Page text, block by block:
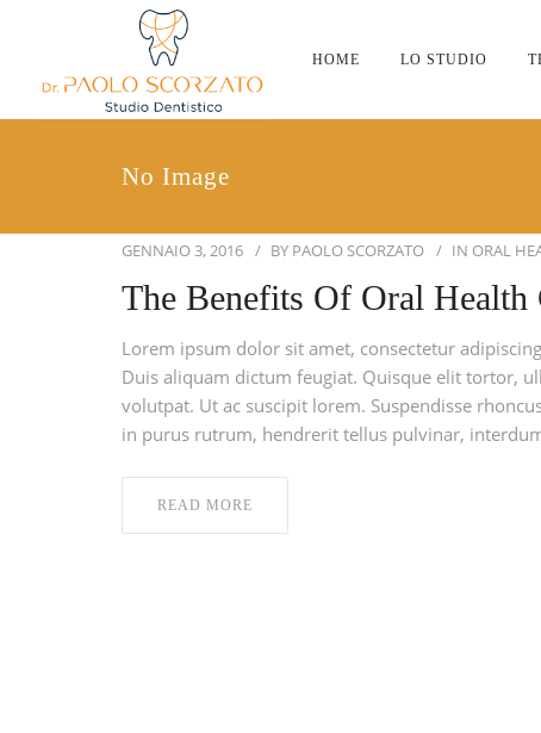
HOME LO STUDIO
No Image
GENNAIO 3, 2016 BY PAOLO SCORZATO IN ORAL
The Benefits Of Oral Health
Lorem ipsum dolor sit amet, consectetur
Duis aliquam dictum feugiat. Quisque elit tortor,
volutpat. Ut ac suscipit lorem. Suspendisse
in purus rutrum, hendrerit tellus pulvinar,
READ MORE